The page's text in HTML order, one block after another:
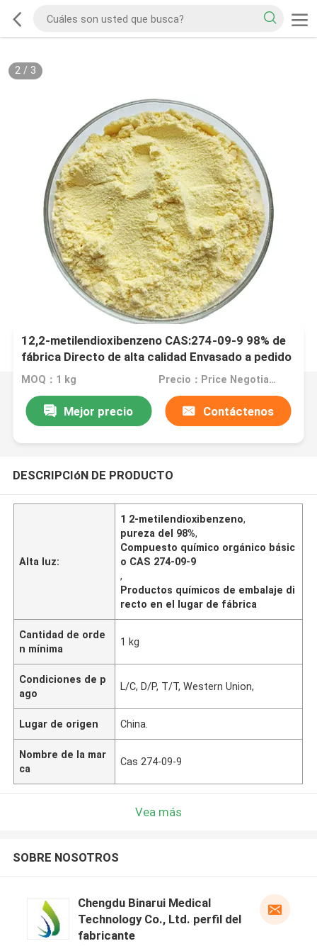
2/ 3
12,2-metilendioxibenzeno CAS:274-09-9 98% de
fábrica Directo de alta calidad Envasado a pedido
MOQ：1 kg Precio：Price Negotiable
Mejor precio Contáctenos
DESCRIPCIóN DE PRODUCTO
Alta luz:
1 2-metilendioxibenzeno,
pureza del 98%,
Compuesto químico orgánico básic
o CAS 274-09-9
,
Productos químicos de embalaje di
recto en el lugar de fábrica
Cantidad de orde
n mínima
1 kg
Condiciones de p
ago
L/C, D/P, T/T, Western Union,
Lugar de origen China.
Nombre de la mar
ca
Cas 274-09-9
Vea más
SOBRE NOSOTROS
Chengdu Binarui Medical
Technology Co., Ltd. perfil del
fabricante